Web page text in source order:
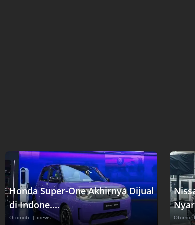
Honda Super-One Akhirnya Dijual
di Indone....
Otomotif | inews